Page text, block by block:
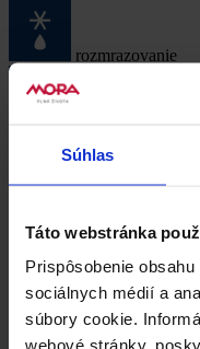
Súhlas
Táto webstránka
Prispôsobenie
sociálnych médií a
súbory cookie.
webové stránky,
rozmrazovanie
spodné a kruhové
Další funkce